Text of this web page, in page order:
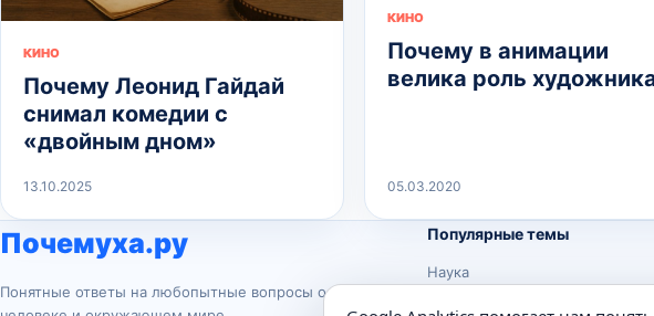
КИНО
Почему Леонид Гайдай
снимал комедии с
«двойным дном»
13.10.2025
КИНО
Почему в анимации
велика роль
05.03.2020
Почемуха.ру
Понятные ответы на любопытные вопросы о
Популярные темы
Наука